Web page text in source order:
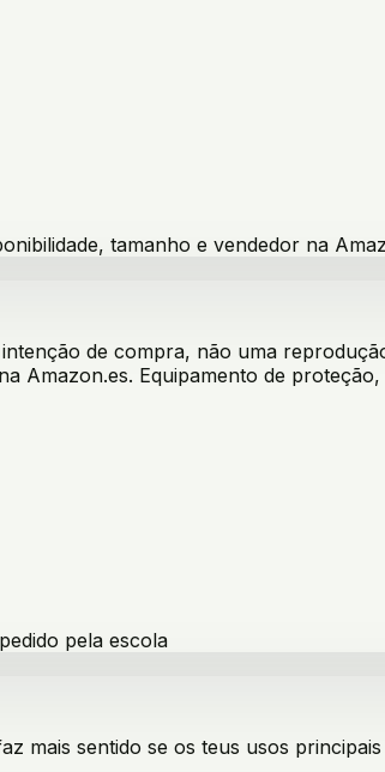
tamanho e vendedor na
de compra, não uma
Amazon.es. Equipamento de
pela escola
mais sentido se os teus usos